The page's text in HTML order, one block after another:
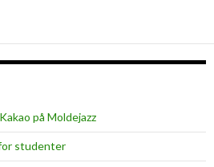
på Moldejazz
studenter